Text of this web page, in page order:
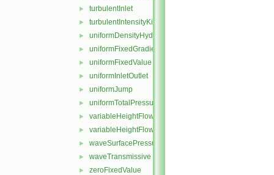
► turbulentInlet
► turbulentIntensityKineticEnergyInlet
► uniformDensityHydrostaticPressure
► uniformFixedGradient
► uniformFixedValue
► uniformInletOutlet
► uniformJump
► uniformTotalPressure
► variableHeightFlowRate
► variableHeightFlowRateInletVelocity
► waveSurfacePressure
► waveTransmissive
► zeroFixedValue